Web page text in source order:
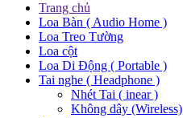
Trang chủ
Loa Bàn ( Audio Home )
Loa Treo Tường
Loa cột
Loa Di Động ( Portable )
Tai nghe ( Headphone )
Nhét Tai ( inear )
Không dây (Wireless)